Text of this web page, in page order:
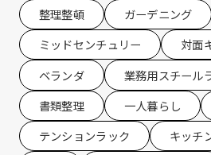
整理整頓
ガーデニング
ミッドセンチュリー
対面
ベランダ
業務用スチール
書類整理
一人暮らし
テンションラック
キッチ